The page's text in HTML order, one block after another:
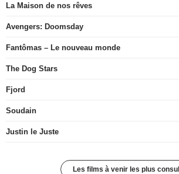
La Maison de nos rêves
Avengers: Doomsday
Fantômas – Le nouveau monde
The Dog Stars
Fjord
Soudain
Justin le Juste
Les films à venir les plus